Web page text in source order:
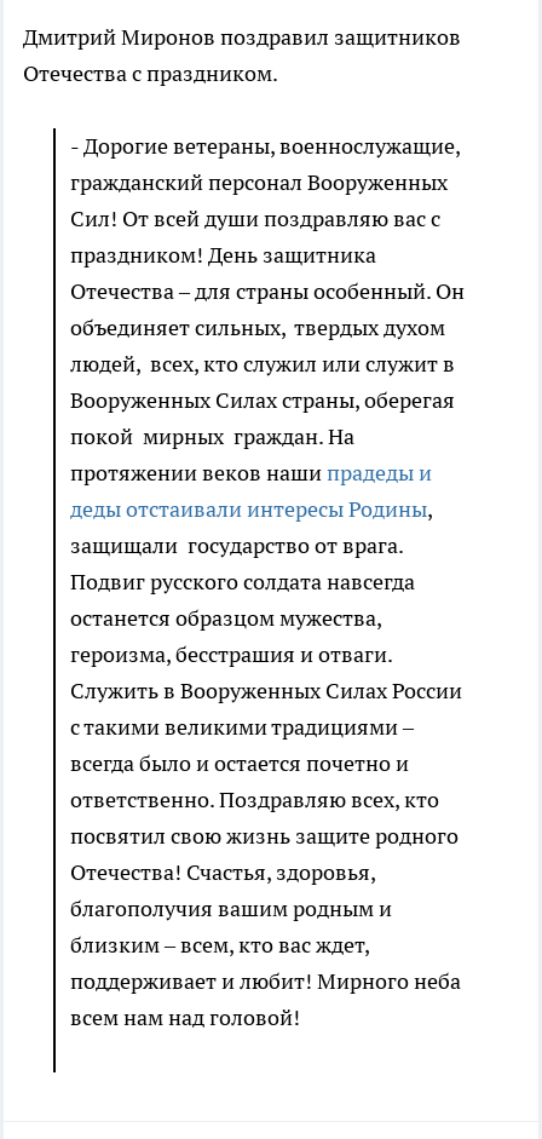
Дмитрий Миронов поздравил защитников
Отечества с праздником.
- Дорогие ветераны, военнослужащие,
гражданский персонал Вооруженных
Сил! От всей души поздравляю вас с
праздником! День защитника
Отечества – для страны особенный. Он
объединяет сильных, твердых духом
людей, всех, кто служил или служит в
Вооруженных Силах страны, оберегая
покой мирных граждан. На
протяжении веков нашипрадеды и
деды отстаивали интересы Родины,
защищали государство от врага.
Подвиг русского солдата навсегда
останется образцом мужества,
героизма, бесстрашия и отваги.
Служить в Вооруженных Силах России
с такими великими традициями –
всегда было и остается почетно и
ответственно. Поздравляю всех, кто
посвятил свою жизнь защите родного
Отечества! Счастья, здоровья,
благополучия вашим родным и
близким – всем, кто вас ждет,
поддерживает и любит! Мирного неба
всем нам над головой!